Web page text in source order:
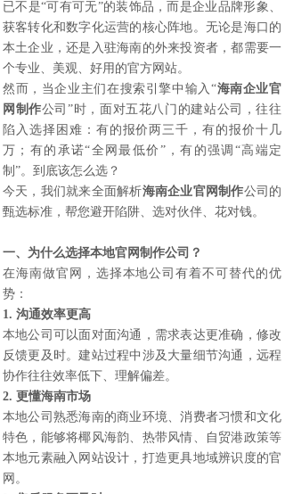
已不是“可有可无”的装饰品，而是企业品牌形象、
获客转化和数字化运营的核心阵地。无论是海口的
本土企业，还是入驻海南的外来投资者，都需要一
个专业、美观、好用的官方网站。
然而，当企业主们在搜索引擎中输入“海南企业官
网制作公司”时，面对五花八门的建站公司，往往
陷入选择困难：有的报价两三千，有的报价十几
万；有的承诺“全网最低价”，有的强调“高端定
制”。到底该怎么选？
今天，我们就来全面解析海南企业官网制作公司的
甄选标准，帮您避开陷阱、选对伙伴、花对钱。
一、为什么选择本地官网制作公司 ？
在海南做官网，选择本地公司有着不可替代的优
势：
1. 沟通效率更高
本地公司可以面对面沟通，需求表达更准确，修改
反馈更及时。建站过程中涉及大量细节沟通，远程
协作往往效率低下、理解偏差。
2. 更懂海南市场
本地公司熟悉海南的商业环境、消费者习惯和文化
特色，能够将椰风海韵、热带风情、自贸港政策等
本地元素融入网站设计，打造更具地域辨识度的官
网。